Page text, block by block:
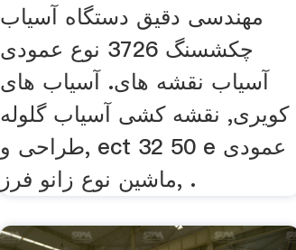
مهندسی دقیق دستگاه آسیاب
چکشسنگ 3726 نوع عمودی
آسیاب نقشه های. آسیاب های
کویری, نقشه کشی آسیاب گلوله
طراحی و, ect 32 50 e عمودی
ماشین نوع زانو فرز, .